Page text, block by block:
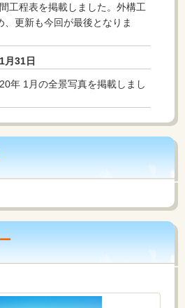
工程表を掲載しました。外構工
更新も今回が最後となりま
31日
年 1月の全景写真を掲載しまし
16日
迎えました。引き続き、外構
況動画をアップしました。
06日
わせ」が届くように、メールフ